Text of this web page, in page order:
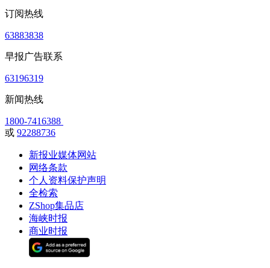
订阅热线
63883838
早报广告联系
63196319
新闻热线
1800-7416388
或 92288736
新报业媒体网站
网络条款
个人资料保护声明
全检索
ZShop集品店
海峡时报
商业时报